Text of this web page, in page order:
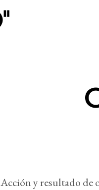
Acción y resultado de